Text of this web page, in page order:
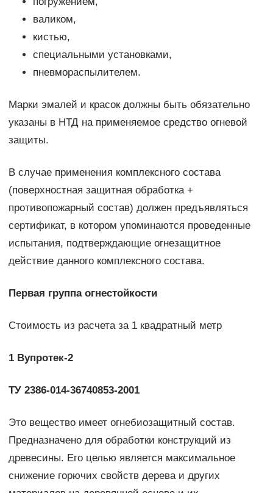
валиком,
кистью,
специальными установками,
пневмораспылителем.
Марки эмалей и красок должны быть обязательно
указаны в НТД на применяемое средство огневой
защиты.
В случае применения комплексного состава
(поверхностная защитная обработка +
противопожарный состав) должен предъявляться
сертификат, в котором упоминаются проведенные
испытания, подтверждающие огнезащитное
действие данного комплексного состава.
Первая группа огнестойкости
Стоимость из расчета за 1 квадратный метр
1 Вупротек-2
ТУ 2386-014-36740853-2001
Это вещество имеет огнебиозащитный состав.
Предназначено для обработки конструкций из
древесины. Его целью является максимальное
снижение горючих свойств дерева и других